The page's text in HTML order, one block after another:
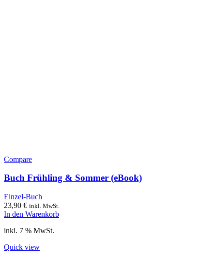
Compare
Buch Frühling & Sommer (eBook)
Einzel-Buch
23,90 € inkl. MwSt.
In den Warenkorb
inkl. 7 % MwSt.
Quick view